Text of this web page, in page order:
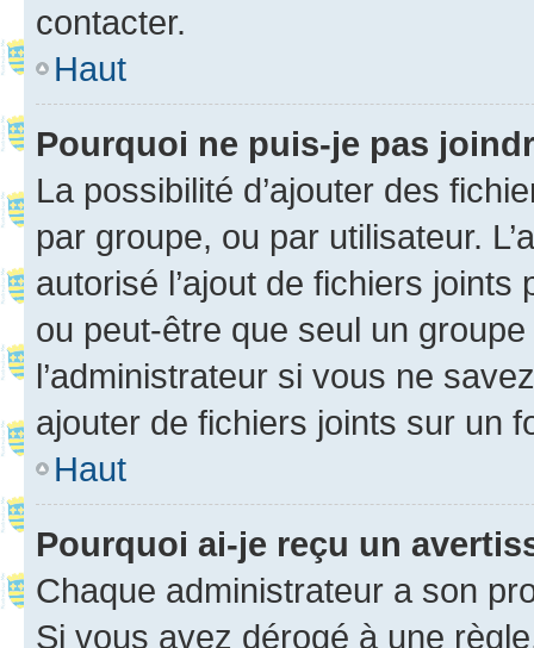
contacter.
Haut
Pourquoi ne puis-je pas
La possibilité d’ajouter des
par groupe, ou par utilisateur.
autorisé l’ajout de fichiers
ou peut-être que seul un
l’administrateur si vous ne
ajouter de fichiers joints sur un
Haut
Pourquoi ai-je reçu un
Chaque administrateur a son
Si vous avez dérogé à une